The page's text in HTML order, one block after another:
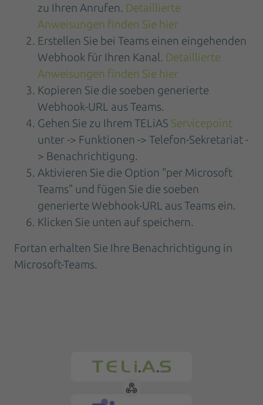
zu Ihren Anrufen. Detaillierte
Anweisungen finden Sie hier
Erstellen Sie bei Teams einen eingehenden
Webhook für Ihren Kanal. Detaillierte
Anweisungen finden Sie hier
Kopieren Sie die soeben generierte
Webhook-URL aus Teams.
Gehen Sie zu Ihrem TELiAS Servicepoint
unter -> Funktionen -> Telefon-Sekretariat -
> Benachrichtigung.
Aktivieren Sie die Option "per Microsoft
Teams" und fügen Sie die soeben
generierte Webhook-URL aus Teams ein.
Klicken Sie unten auf speichern.
Fortan erhalten Sie Ihre Benachrichtigung in
Microsoft-Teams.